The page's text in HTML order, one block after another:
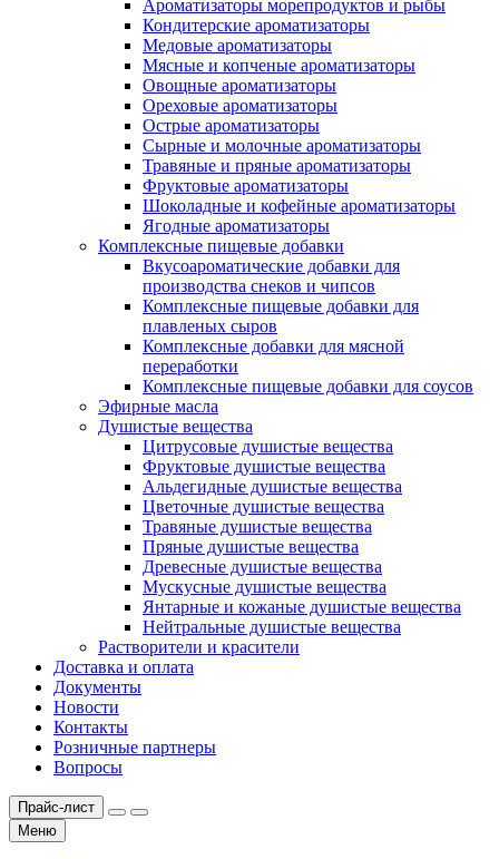
Ароматизаторы морепродуктов и рыбы
Кондитерские ароматизаторы
Медовые ароматизаторы
Мясные и копченые ароматизаторы
Овощные ароматизаторы
Ореховые ароматизаторы
Острые ароматизаторы
Сырные и молочные ароматизаторы
Травяные и пряные ароматизаторы
Фруктовые ароматизаторы
Шоколадные и кофейные ароматизаторы
Ягодные ароматизаторы
Комплексные пищевые добавки
Вкусоароматические добавки для
производства снеков и чипсов
Комплексные пищевые добавки для
плавленых сыров
Комплексные добавки для мясной
переработки
Комплексные пищевые добавки для соусов
Эфирные масла
Душистые вещества
Цитрусовые душистые вещества
Фруктовые душистые вещества
Альдегидные душистые вещества
Цветочные душистые вещества
Травяные душистые вещества
Пряные душистые вещества
Древесные душистые вещества
Мускусные душистые вещества
Янтарные и кожаные душистые вещества
Нейтральные душистые вещества
Растворители и красители
Доставка и оплата
Документы
Новости
Контакты
Розничные партнеры
Вопросы
Прайс-лист
Меню